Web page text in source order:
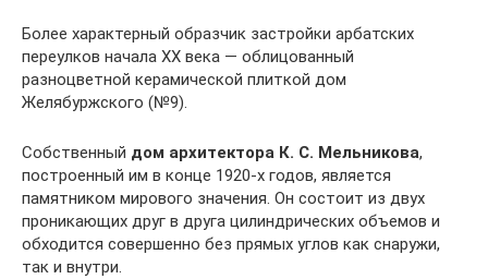
Более характерный образчик застройки арбатских
переулков начала ХХ века — облицованный
разноцветной керамической плиткой дом
Желябуржского (№9).
Собственный дом архитектора К. С. Мельникова,
построенный им в конце 1920‑х годов, является
памятником мирового значения. Он состоит из двух
проникающих друг в друга цилиндрических объемов и
обходится совершенно без прямых углов как снаружи,
так и внутри.